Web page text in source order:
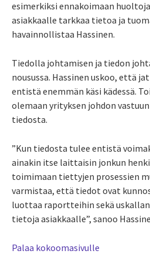
esimerkiksi ennakoimaan
asiakkaalle tarkkaa tietoa ja
havainnollistaa Hassinen.
Tiedolla johtamisen ja tiedon
nousussa. Hassinen uskoo, että
entistä enemmän käsi kädessä.
olemaan yrityksen johdon
tiedosta.
”Kun tiedosta tulee entistä
ainakin itse laittaisin jonkun
toimimaan tiettyjen prosessien
varmistaa, että tiedot ovat
luottaa raportteihin sekä
tietoja asiakkaalle”, sanoo
Palaa kokoomasivulle